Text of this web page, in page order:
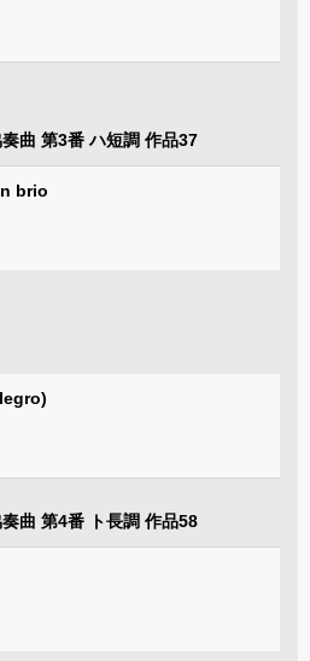
曲 第3番 ハ短調 作品37
brio
曲 第4番 ト長調 作品58